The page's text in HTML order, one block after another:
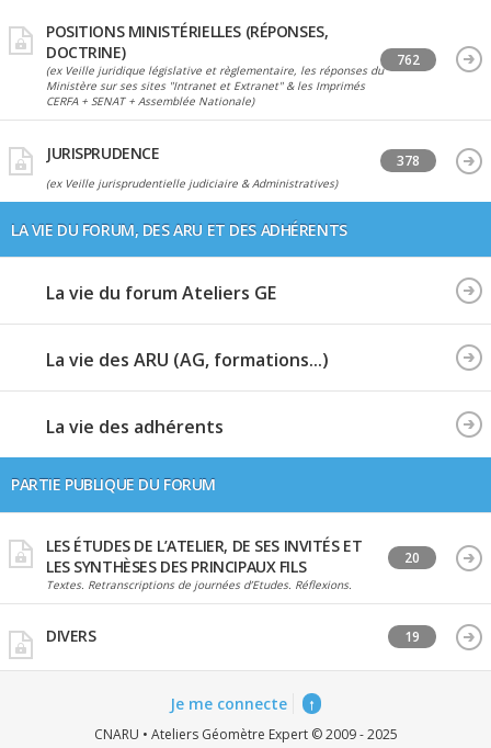
POSITIONS MINISTÉRIELLES (RÉPONSES,
DOCTRINE)
(ex Veille juridique législative et règlementaire, les réponses du
Ministère sur ses sites "Intranet et Extranet" & les Imprimés
CERFA + SENAT + Assemblée Nationale)
762
JURISPRUDENCE
(ex Veille jurisprudentielle judiciaire & Administratives)
378
LA VIE DU FORUM, DES ARU ET DES ADHÉRENTS
La vie du forum Ateliers GE
La vie des ARU (AG, formations...)
La vie des adhérents
PARTIE PUBLIQUE DU FORUM
LES ÉTUDES DE L’ATELIER, DE SES INVITÉS ET
LES SYNTHÈSES DES PRINCIPAUX FILS
Textes. Retranscriptions de journées d’Etudes. Réflexions.
20
DIVERS 19
Je me connecte ↑
CNARU • Ateliers Géomètre Expert © 2009 - 2025